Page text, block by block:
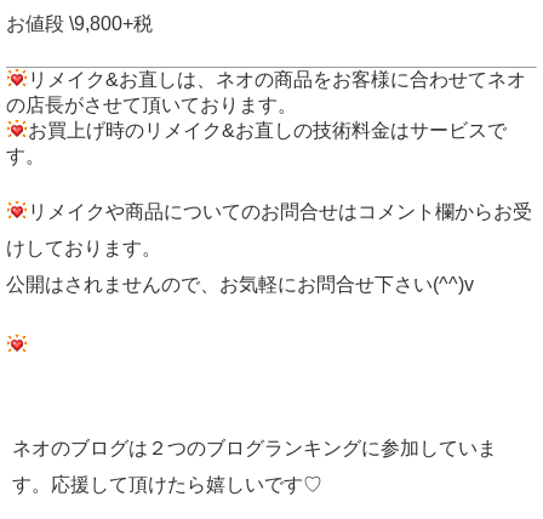
お値段 \9,800+税
リメイク&お直しは、ネオの商品をお客様に合わせてネオ
の店長がさせて頂いております。
お買上げ時のリメイク&お直しの技術料金はサービスで
す。
リメイクや商品についてのお問合せはコメント欄からお受
けしております。
公開はされませんので、お気軽にお問合せ下さい(^^)v
ネオのブログは２つのブログランキングに参加していま
す。応援して頂けたら嬉しいです♡